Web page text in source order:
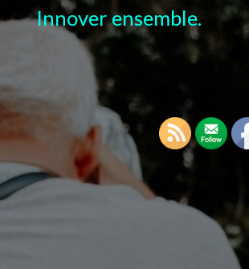
Innover ensemble.